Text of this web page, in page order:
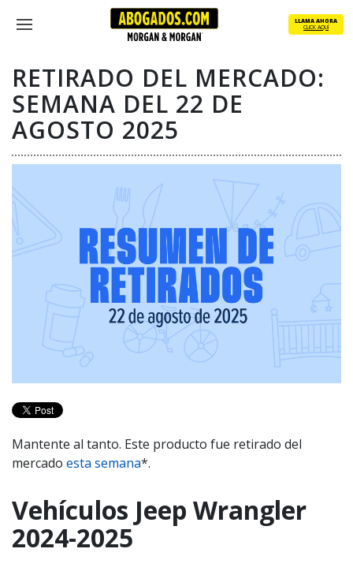
content
Menu
LLAMA AHORA
CLICK AQUÍ
RETIRADO DEL MERCADO:
SEMANA DEL 22 DE
AGOSTO 2025
Mantente al tanto. Este producto fue retirado del
mercado esta semana*.
Vehículos Jeep Wrangler
2024-2025